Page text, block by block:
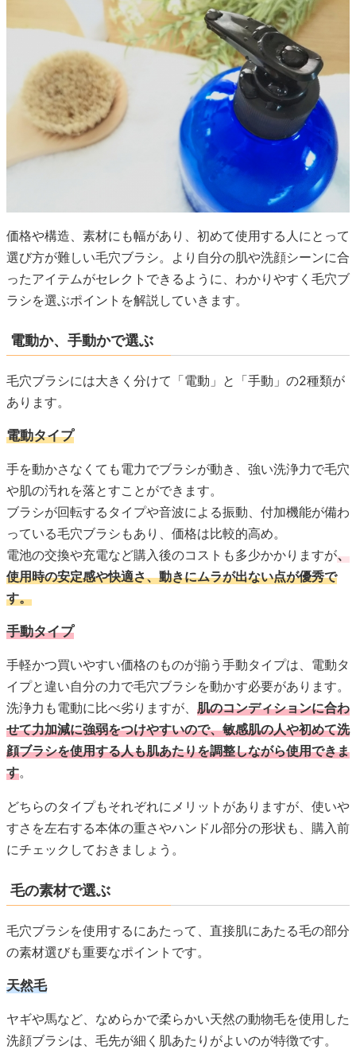
価格や構造、素材にも幅があり、初めて使用する人にとって
選び方が難しい毛穴ブラシ。より自分の肌や洗顔シーンに合
ったアイテムがセレクトできるように、わかりやすく毛穴ブ
ラシを選ぶポイントを解説していきます。
電動か、手動かで選ぶ
毛穴ブラシには大きく分けて「電動」と「手動」の2種類が
あります。
電動タイプ
手を動かさなくても電力でブラシが動き、強い洗浄力で毛穴
や肌の汚れを落とすことができます。
ブラシが回転するタイプや音波による振動、付加機能が備わ
っている毛穴ブラシもあり、価格は比較的高め。
電池の交換や充電など購入後のコストも多少かかりますが、
使用時の安定感や快適さ、動きにムラが出ない点が優秀で
す。
手動タイプ
手軽かつ買いやすい価格のものが揃う手動タイプは、電動タ
イプと違い自分の力で毛穴ブラシを動かす必要があります。
洗浄力も電動に比べ劣りますが、 肌のコンディションに合わ
せて力加減に強弱をつけやすいので、敏感肌の人や初めて洗
顔ブラシを使用する人も肌あたりを調整しながら使用できま
す。
どちらのタイプもそれぞれにメリットがありますが、使いや
すさを左右する本体の重さやハンドル部分の形状も、購入前
にチェックしておきましょう。
毛の素材で選ぶ
毛穴ブラシを使用するにあたって、直接肌にあたる毛の部分
の素材選びも重要なポイントです。
天然毛
ヤギや馬など、なめらかで柔らかい天然の動物毛を使用した
洗顔ブラシは、毛先が細く肌あたりがよいのが特徴です。